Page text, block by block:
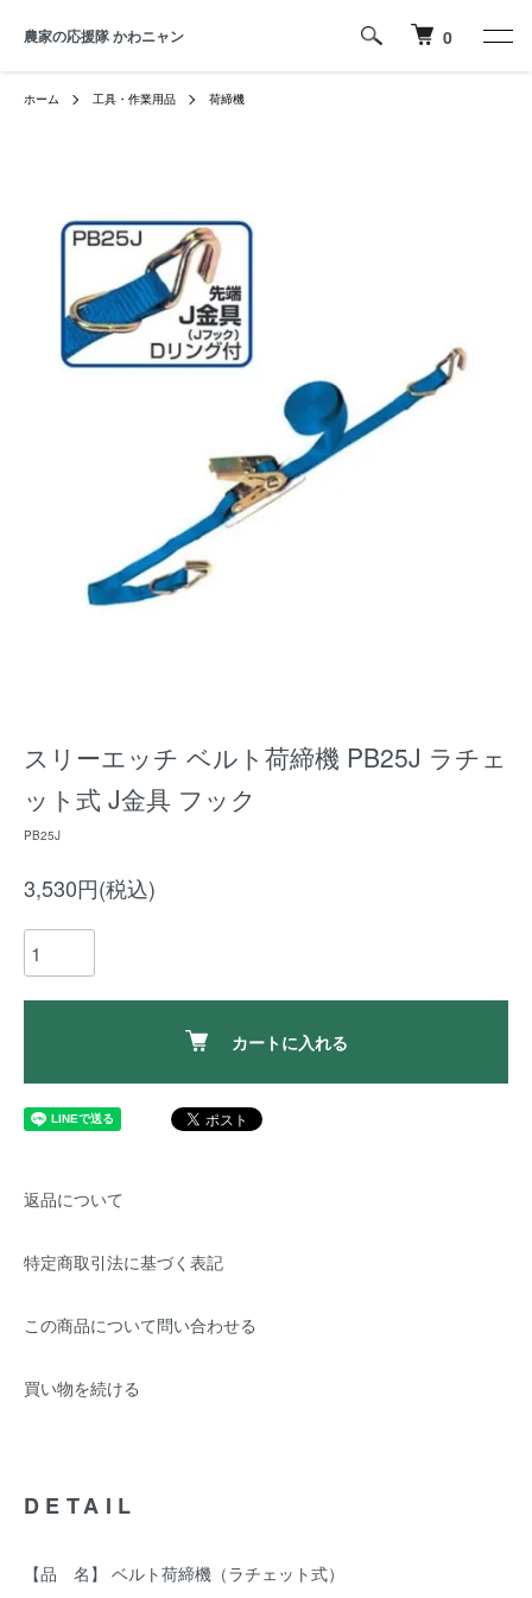
農家の応援隊 かわニャン 0
ホーム 工具・作業用品 荷締機
スリーエッチ ベルト荷締機 PB25J ラチェ
ット式 J金具 フック
PB25J
3,530円(税込)
カートに入れる
返品について
特定商取引法に基づく表記
この商品について問い合わせる
買い物を続ける
DETAIL
【品 名】 ベルト荷締機（ラチェット式）